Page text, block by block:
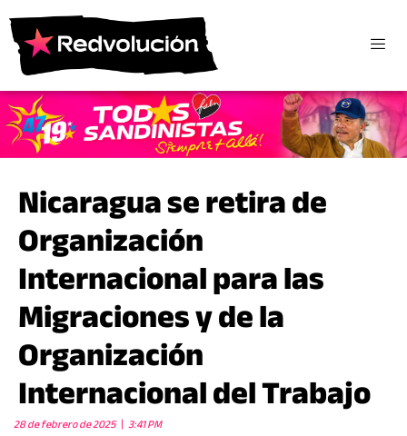
Nicaragua se retira de
Organización
Internacional para las
Migraciones y de la
Organización
Internacional del Trabajo
28 de febrero de 2025 3:41 PM